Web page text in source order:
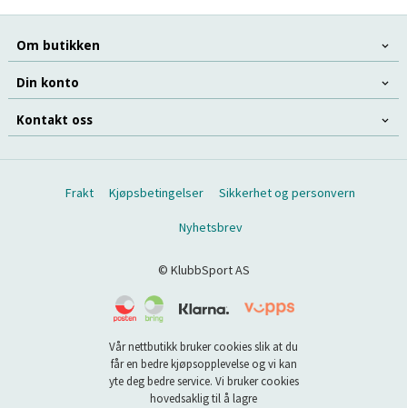
Om butikken
Din konto
Kontakt oss
Frakt Kjøpsbetingelser Sikkerhet og personvern
Nyhetsbrev
© KlubbSport AS
Vår nettbutikk bruker cookies slik at du
får en bedre kjøpsopplevelse og vi kan
yte deg bedre service. Vi bruker cookies
hovedsaklig til å lagre